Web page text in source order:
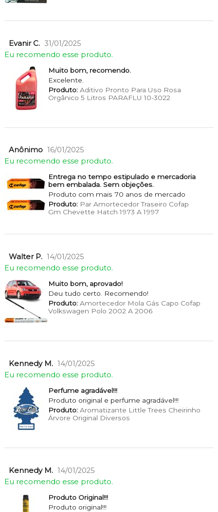
Evanir C. 31/01/2025
Eu recomendo esse produto.
Muito bom, recomendo.
Excelente.
Produto:Aditivo Pronto Para Uso Rosa
Orgânico 5 Litros PARAFLU 10-3022
Anônimo 16/01/2025
Eu recomendo esse produto.
Entrega no tempo estipulado e mercadoria
bem embalada. Sem objeções.
Produto com mais 70 anos de mercado
Produto:Par Amortecedor Traseiro Cofap
Gm Chevette Hatch 1973 A 1997
Walter P. 14/01/2025
Eu recomendo esse produto.
Muito bom, aprovado!
Deu tudo certo. Recomendo!
Produto:Amortecedor Mola Gás Capo Cofap
Volkswagen Polo 2002 A 2006
Kennedy M. 14/01/2025
Eu recomendo esse produto.
Perfume agradável!!!
Produto original e perfume agradável!!!
Produto:Aromatizante Little Trees Cheirinho
Árvore Original Diversos
Kennedy M. 14/01/2025
Eu recomendo esse produto.
Produto Original!!!
Produto original!!!